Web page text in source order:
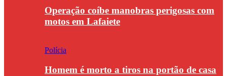
Operação coíbe manobras perigosas com
motos em Lafaiete
Polícia
Homem é morto a tiros na portão de casa